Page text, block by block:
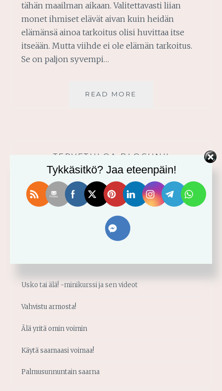
tähän maailman aikaan. Valitettavasti liian
monet ihmiset elävät aivan kuin heidän
elämänsä ainoa tarkoitus olisi huvittaa itse
itseään. Mutta viihde ei ole elämän tarkoitus.
Se on paljon syvempi…
READ MORE
TERVETULOA BLOGIINI!
VIIMEISIMMÄT
Usko tai älä! -minikurssi ja sen videot
Vahvistu armosta!
Älä yritä omin voimin
Käytä saamaasi voimaa!
Palmusunnuntain saarna
Tykkäsitkö? Jaa eteenpäin!